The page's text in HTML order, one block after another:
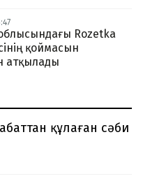
Rozetka
қоймасын
атқылады
құлаған сәби